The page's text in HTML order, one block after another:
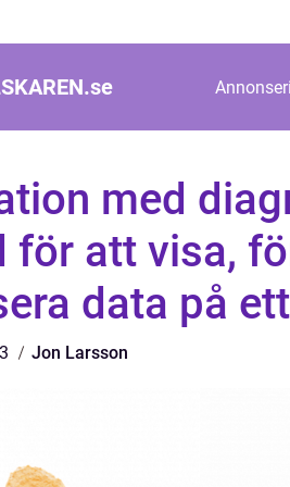
se
med
för att visa,
data på
Jon Larsson